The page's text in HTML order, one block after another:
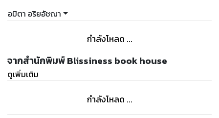
โปรโมทสักนิดชีวิตไม่เสียหาย)
"...เราทุกคนได้รับผลตอบแทนตามคุณค่าในตัวเรา ดังนั้นใครก็ตาม
การสร้างยอดขายให้ “บริษัทตัวเราเอง” ....." (บทที่ 2 : วางแผนการ
ตลาดบริษัทตัวคุณ)
"....เพราะผู้คนเริ่มให้ความสนใจกับ “ผลลัพธ์ที่ได้” มากกว่าจำนวนปี
อมิตา อริยอัชฌา
กำลังโหลด ...
จากสำนักพิมพ์ Blissiness book house
ดูเพิ่มเติม
กำลังโหลด ...